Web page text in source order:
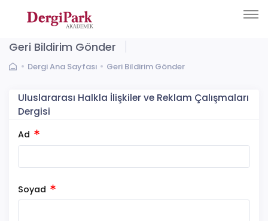
Geri Bildirim Gönder
Dergi Ana Sayfası Geri Bildirim Gönder
Uluslararası Halkla İlişkiler ve Reklam Çalışmaları
Dergisi
Ad
Soyad